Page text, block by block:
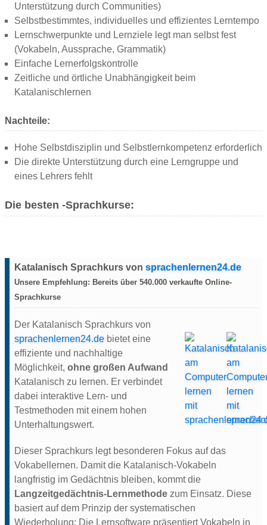
Unterstützung durch Communities)
Selbstbestimmtes, individuelles und effizientes Lerntempo
Lernschwerpunkte und Lernziele legt man selbst fest
(Vokabeln, Aussprache, Grammatik)
Einfache Lernerfolgskontrolle
Zeitliche und örtliche Unabhängigkeit beim
Katalanischlernen
Nachteile:
Hohe Selbstdisziplin und Selbstlernkompetenz erforderlich
Die direkte Unterstützung durch eine Lerngruppe und
eines Lehrers fehlt
Die besten -Sprachkurse:
Katalanisch Sprachkurs von sprachenlernen24.de
Unsere Empfehlung: Bereits über 540.000 verkaufte Online-
Sprachkurse
Der Katalanisch Sprachkurs von
sprachenlernen24.de bietet eine
effiziente und nachhaltige
Möglichkeit, ohne großen Aufwand
Katalanisch zu lernen. Er verbindet
dabei interaktive Lern- und
Testmethoden mit einem hohen
Unterhaltungswert.
Dieser Sprachkurs legt besonderen Fokus auf das
Vokabellernen. Damit die Katalanisch-Vokabeln
langfristig im Gedächtnis bleiben, kommt die
Langzeitgedächtnis-Lernmethode zum Einsatz. Diese
basiert auf dem Prinzip der systematischen
Wiederholung: Die Lernsoftware präsentiert Vokabeln in